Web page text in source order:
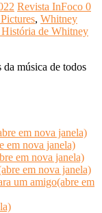
Revista InFoco 0
, Whitney
de Whitney
música de todos
em nova janela)
em nova janela)
em nova janela)
em nova janela)
um amigo(abre em